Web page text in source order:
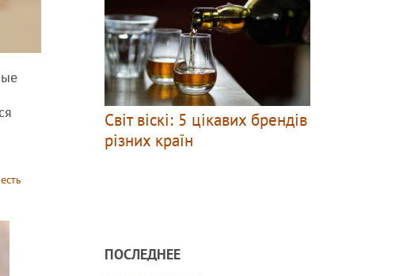
Світ віскі: 5 цікавих брендів
різних країн
ПОСЛЕДНЕЕ